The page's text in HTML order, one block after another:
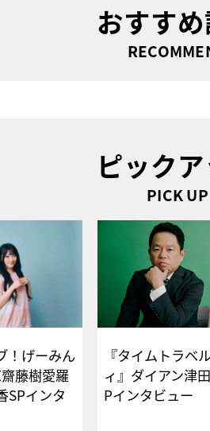
おすす
ピック
PICK UP
！げーみん
藤樹愛羅
SPインタ
『タイムトラベ
ィ』ダイアン津
Pインタビ